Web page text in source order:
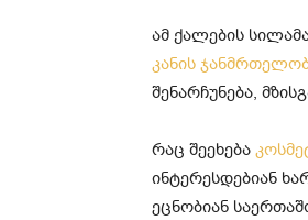
ამ ქალების
კანის
შენარჩუნება,
რაც შეეხება
ინტერესდებიან
ეცნობიან